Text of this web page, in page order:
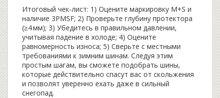
Итоговый чек‑лист: 1) Оцените маркировку M+S и
наличие 3PMSF; 2) Проверьте глубину протектора
(≥4 мм); 3) Убедитесь в правильном давлении,
учитывая падение в холоде; 4) Оцените
равномерность износа; 5) Сверьте с местными
требованиями к зимним шинам. Следуя этим
простым шагам, вы сможете подобрать шины,
которые действительно спасут вас от скольжения
и позволят уверенно ехать даже в сильный
снегопад.